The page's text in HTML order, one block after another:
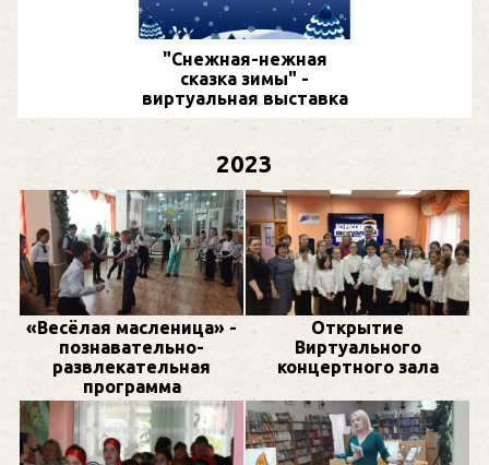
"Снежная-нежная
сказка зимы" -
виртуальная выставка
2023
«Весёлая масленица» -
познавательно-
развлекательная
программа
Открытие
Виртуального
концертного зала